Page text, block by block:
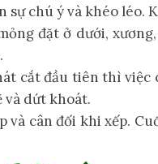
chú ý và khéo léo.
đặt ở dưới,
cắt đầu tiên thì
và dứt khoát.
và cân đối khi xếp.